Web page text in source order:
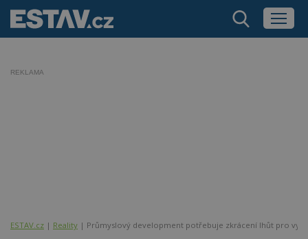
REKLAMA
ESTAV.cz Reality Průmyslový development potřebuje zkrácení lhůt pro